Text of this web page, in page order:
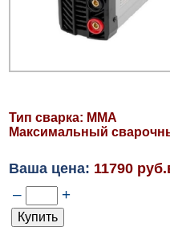
Тип сварка: MMA
Максимальный
Ваша цена: 11790
– +